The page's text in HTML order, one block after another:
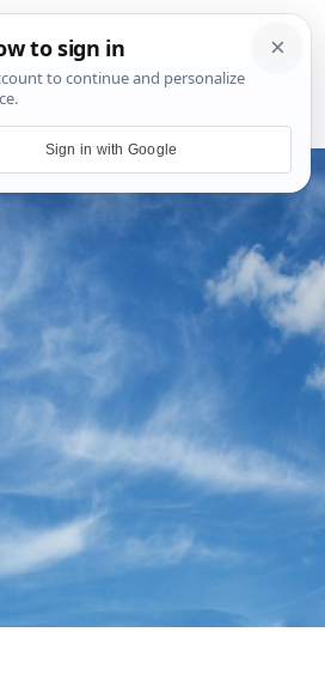
Sign in with Google